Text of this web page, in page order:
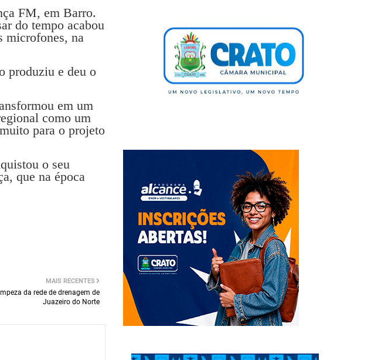
FM, em Barro.
do tempo acabou
microfones, na
produziu e deu o
em um
como um
para o projeto
o seu
que na época
MAIS RECENTES
da rede de drenagem de
Juazeiro do Norte